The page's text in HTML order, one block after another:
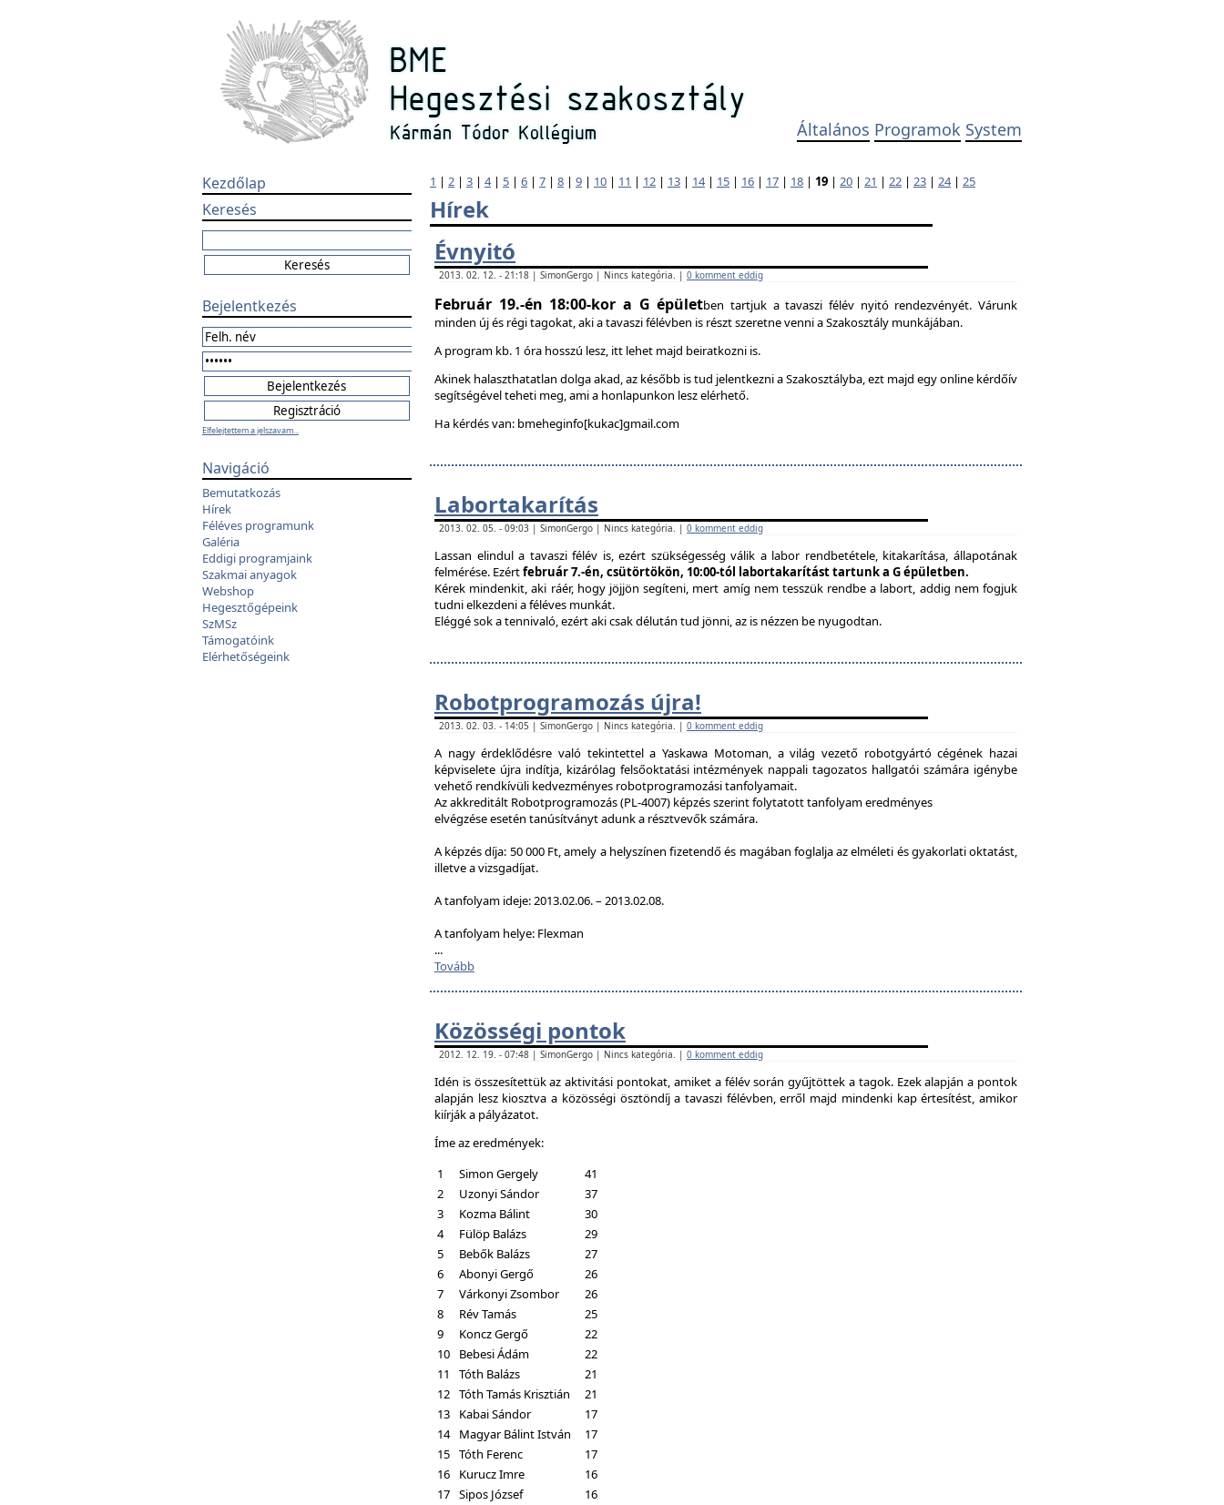
Általános Programok System
Kezdőlap
Keresés
Bejelentkezés
Elfelejtettem a jelszavam...
Navigáció
Bemutatkozás
Hírek
Féléves programunk
Galéria
Eddigi programjaink
Szakmai anyagok
Webshop
Hegesztőgépeink
SzMSz
Támogatóink
Elérhetőségeink
1 | 2 | 3 | 4| 5 | 6 | 7 | 8 | 9 | 10 | 11 | 12 | 13 | 14| 15 | 16 | 17 | 18 | 19 | 20 | 21 | 22 | 23 | 24| 25
Hírek
Évnyitó
2013. 02. 12. - 21:18 | SimonGergo | Nincs kategória. | 0 komment eddig
Február 19.-én 18:00-kor a G épületben tartjuk a tavaszi félév nyitó rendezvényét. Várunk
minden új és régi tagokat, aki a tavaszi félévben is részt szeretne venni a Szakosztály munkájában.
A program kb. 1 óra hosszú lesz, itt lehet majd beiratkozni is.
Akinek halaszthatatlan dolga akad, az később is tud jelentkezni a Szakosztályba, ezt majd egy online kérdőív
segítségével teheti meg, ami a honlapunkon lesz elérhető.
Ha kérdés van: bmeheginfo[kukac]gmail.com
Labortakarítás
2013. 02. 05. - 09:03 | SimonGergo | Nincs kategória. | 0 komment eddig
Lassan elindul a tavaszi félév is, ezért szükségesség válik a labor rendbetétele, kitakarítása, állapotának
felmérése. Ezértfebruár 7.-én, csütörtökön, 10:00-tól labortakarítást tartunk a G épületben.
Kérek mindenkit, aki ráér, hogy jöjjön segíteni, mert amíg nem tesszük rendbe a labort, addig nem fogjuk
tudni elkezdeni a féléves munkát.
Eléggé sok a tennivaló, ezért aki csak délután tud jönni, az is nézzen be nyugodtan.
Robotprogramozás újra!
2013. 02. 03. - 14:05 | SimonGergo | Nincs kategória. | 0 komment eddig
A nagy érdeklődésre való tekintettel a Yaskawa Motoman, a világ vezető robotgyártó cégének hazai
képviselete újra indítja, kizárólag felsőoktatási intézmények nappali tagozatos hallgatói számára igénybe
vehető rendkívüli kedvezményes robotprogramozási tanfolyamait.
Az akkreditált Robotprogramozás (PL-4007) képzés szerint folytatott tanfolyam eredményes
elvégzése esetén tanúsítványt adunk a résztvevők számára.
A képzés díja: 50 000 Ft, amely a helyszínen fizetendő és magában foglalja az elméleti és gyakorlati oktatást,
illetve a vizsgadíjat.
A tanfolyam ideje: 2013.02.06. – 2013.02.08.
A tanfolyam helye: Flexman
...
Tovább
Közösségi pontok
2012. 12. 19. - 07:48 | SimonGergo | Nincs kategória. | 0 komment eddig
Idén is összesítettük az aktivitási pontokat, amiket a félév során gyűjtöttek a tagok. Ezek alapján a pontok
alapján lesz kiosztva a közösségi ösztöndíj a tavaszi félévben, erről majd mindenki kap értesítést, amikor
kiírják a pályázatot.
Íme az eredmények:
1
Simon Gergely
41
2
Uzonyi Sándor
37
3
Kozma Bálint
30
4
Fülöp Balázs
29
5
Bebők Balázs
27
6
Abonyi Gergő
26
7
Várkonyi Zsombor
26
8
Rév Tamás
25
9
Koncz Gergő
22
10
Bebesi Ádám
22
11
Tóth Balázs
21
12 Tóth Tamás Krisztián
21
13
Kabai Sándor
17
14 Magyar Bálint István
17
15 Tóth Ferenc
17
16
Kurucz Imre
16
17 Sipos József
16